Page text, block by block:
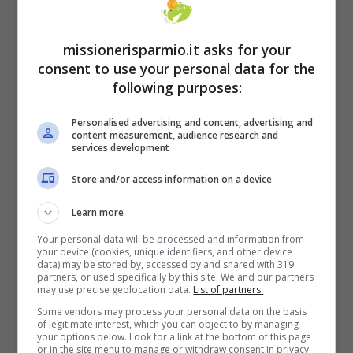
stesso può decidere di attivarla. I pagamenti
dovranno corrispondere alla fatturazione
prevista dal contratto. Se la bolletta viene
dovranno essere bimestrali.
missionerisparmio.it asks for your
consent to use your personal data for the
following purposes:
Personalised advertising and content, advertising and
content measurement, audience research and
services development
Store and/or access information on a device
Learn more
Your personal data will be processed and information from
your device (cookies, unique identifiers, and other device
data) may be stored by, accessed by and shared with 319
partners, or used specifically by this site. We and our partners
may use precise geolocation data. List of partners.
Some vendors may process your personal data on the basis
of legitimate interest, which you can object to by managing
your options below. Look for a link at the bottom of this page
or in the site menu to manage or withdraw consent in privacy